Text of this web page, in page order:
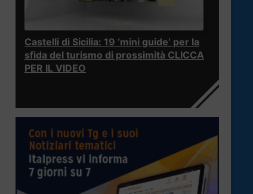
Castelli di Sicilia: 19 ‘mini guide’ per la
sfida del turismo di prossimità CLICCA
PER IL VIDEO